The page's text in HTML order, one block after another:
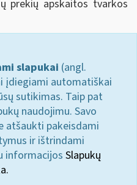
prekių apskaitos tvarkos
slapukai (angl.
įdiegiami automatiškai
sutikimas. Taip pat
naudojimu. Savo
atšaukti pakeisdami
ir ištrindami
informacijos Slapukų